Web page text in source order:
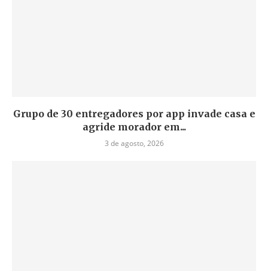
Grupo de 30 entregadores por app invade casa e
agride morador em...
3 de agosto, 2026